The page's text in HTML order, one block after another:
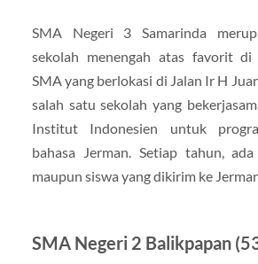
SMA Negeri 3 Samarinda
sekolah menengah atas favorit di
SMA yang berlokasi di Jalan Ir H
salah satu sekolah yang
Institut Indonesien untuk
bahasa Jerman. Setiap tahun,
maupun siswa yang dikirim ke
SMA Negeri 2 Balikpapan